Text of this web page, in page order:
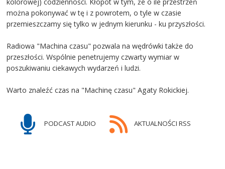
można pokonywać w tę i z powrotem, o tyle w czasie
przemieszczamy się tylko w jednym kierunku - ku przyszłości.
Radiowa "Machina czasu" pozwala na wędrówki także do
przeszłości. Wspólnie penetrujemy czwarty wymiar w
poszukiwaniu ciekawych wydarzeń i ludzi.
Warto znaleźć czas na "Machinę czasu" Agaty Rokickiej.
PODCAST AUDIO AKTUALNOŚCI RSS